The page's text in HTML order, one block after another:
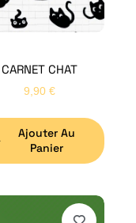
CARNET CHAT
9,90 €
Ajouter Au
Panier